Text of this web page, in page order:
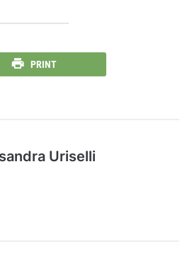
PRINT
Uriselli